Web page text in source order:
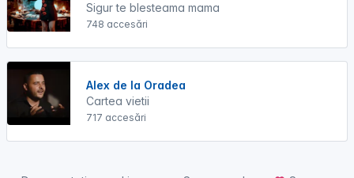
Sigur te blesteama mama
748 accesări
Alex de la Oradea
Cartea vietii
717 accesări